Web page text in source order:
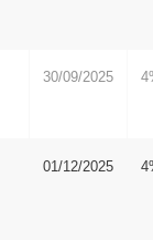
30/09/2025
01/12/2025